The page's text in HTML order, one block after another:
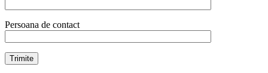
Persoana de contact